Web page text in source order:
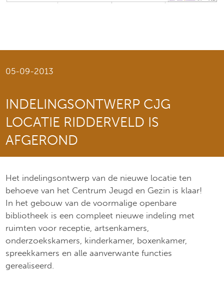
05-09-2013
INDELINGSONTWERP CJG
LOCATIE RIDDERVELD IS
AFGEROND
Het indelingsontwerp van de nieuwe locatie ten
behoeve van het Centrum Jeugd en Gezin is klaar!
In het gebouw van de voormalige openbare
bibliotheek is een compleet nieuwe indeling met
ruimten voor receptie, artsenkamers,
onderzoekskamers, kinderkamer, boxenkamer,
spreekkamers en alle aanverwante functies
gerealiseerd.